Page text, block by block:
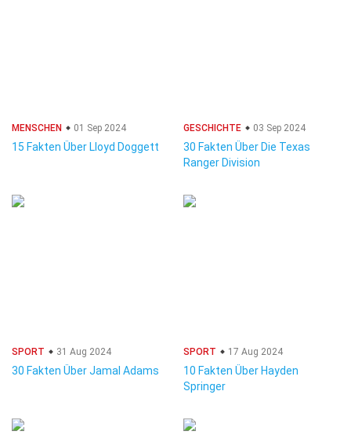
MENSCHEN 01 Sep 2024
15 Fakten Über Lloyd Doggett
GESCHICHTE 03 Sep 2024
30 Fakten Über Die Texas
Ranger Division
SPORT 31 Aug 2024
30 Fakten Über Jamal Adams
SPORT 17 Aug 2024
10 Fakten Über Hayden
Springer